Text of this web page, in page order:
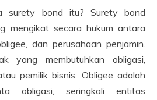
surety bond itu? Surety bond
mengikat secara hukum antara
dan perusahaan penjamin.
yang membutuhkan obligasi,
pemilik bisnis. Obligee adalah
obligasi, seringkali entitas